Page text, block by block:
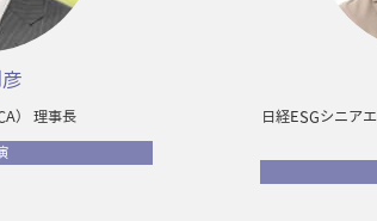
） 理事長
日経ESGシニア